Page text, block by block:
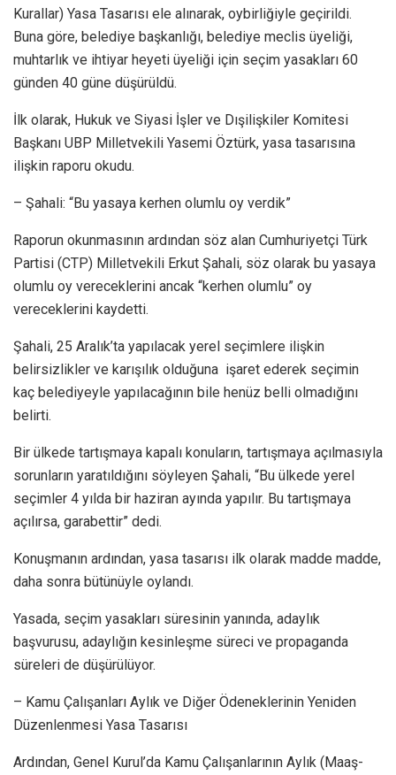
Kurallar) Yasa Tasarısı ele alınarak, oybirliğiyle geçirildi.
Buna göre, belediye başkanlığı, belediye meclis üyeliği,
muhtarlık ve ihtiyar heyeti üyeliği için seçim yasakları 60
günden 40 güne düşürüldü.
İlk olarak, Hukuk ve Siyasi İşler ve Dışilişkiler Komitesi
Başkanı UBP Milletvekili Yasemi Öztürk, yasa tasarısına
ilişkin raporu okudu.
– Şahali: “Bu yasaya kerhen olumlu oy verdik”
Raporun okunmasının ardından söz alan Cumhuriyetçi Türk
Partisi (CTP) Milletvekili Erkut Şahali, söz olarak bu yasaya
olumlu oy vereceklerini ancak “kerhen olumlu” oy
vereceklerini kaydetti.
Şahali, 25 Aralık’ta yapılacak yerel seçimlere ilişkin
belirsizlikler ve karışılık olduğuna işaret ederek seçimin
kaç belediyeyle yapılacağının bile henüz belli olmadığını
belirti.
Bir ülkede tartışmaya kapalı konuların, tartışmaya açılmasıyla
sorunların yaratıldığını söyleyen Şahali, “Bu ülkede yerel
seçimler 4 yılda bir haziran ayında yapılır. Bu tartışmaya
açılırsa, garabettir” dedi.
Konuşmanın ardından, yasa tasarısı ilk olarak madde madde,
daha sonra bütünüyle oylandı.
Yasada, seçim yasakları süresinin yanında, adaylık
başvurusu, adaylığın kesinleşme süreci ve propaganda
süreleri de düşürülüyor.
– Kamu Çalışanları Aylık ve Diğer Ödeneklerinin Yeniden
Düzenlenmesi Yasa Tasarısı
Ardından, Genel Kurul’da Kamu Çalışanlarının Aylık (Maaş-